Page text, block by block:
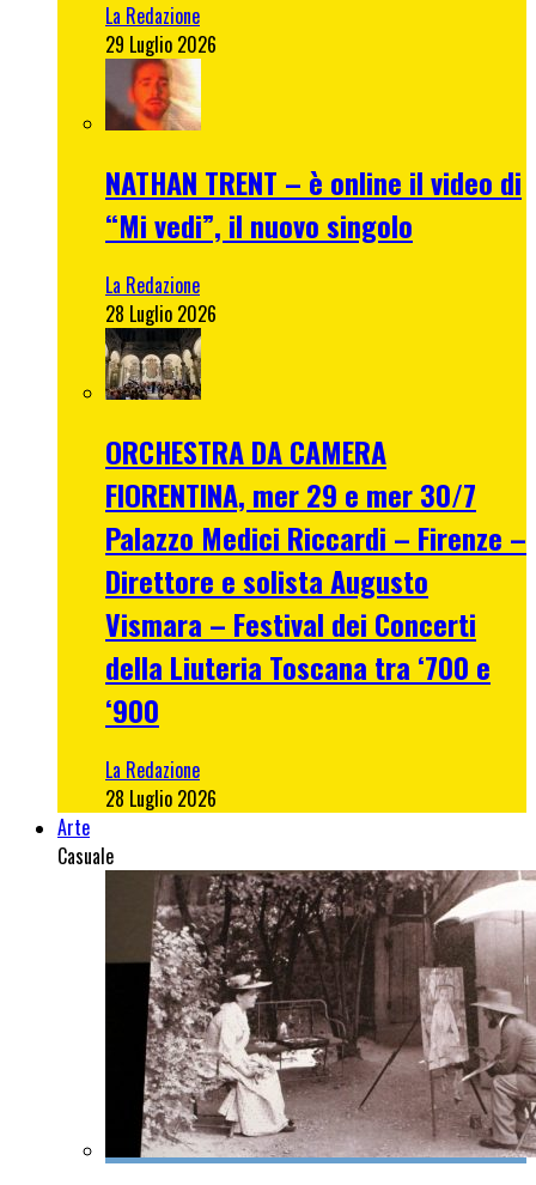
La Redazione
29 Luglio 2026
NATHAN TRENT – è online il video di
“Mi vedi”, il nuovo singolo
La Redazione
28 Luglio 2026
ORCHESTRA DA CAMERA
FIORENTINA, mer 29 e mer 30/7
Palazzo Medici Riccardi – Firenze –
Direttore e solista Augusto
Vismara – Festival dei Concerti
della Liuteria Toscana tra ‘700 e
‘900
La Redazione
28 Luglio 2026
Arte
Casuale